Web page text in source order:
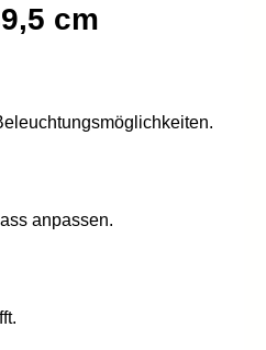
cm
anpassen.